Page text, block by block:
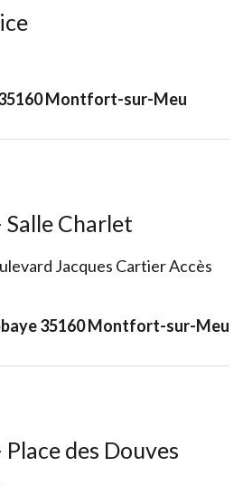
Montfort-sur-Meu
Charlet
Jacques Cartier Accès
35160 Montfort-sur-Meu
des Douves